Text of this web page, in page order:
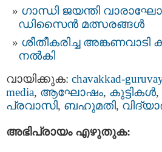
ഗാന്ധി ജയന്തി
ഡിസൈന്‍ മത്സരങ്ങള്‍
ശീതീകരിച്ച
നൽകി
വായിക്കുക: chavakkad-
media, ആഘോഷം, കുട്ടികള്‍,
പ്രവാസി, ബഹുമതി,
അഭിപ്രായം എഴുതുക: